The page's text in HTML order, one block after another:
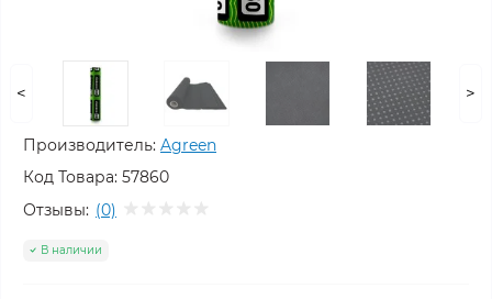
< >
Производитель: Agreen
Код Товара: 57860
Отзывы: (0)
В наличии